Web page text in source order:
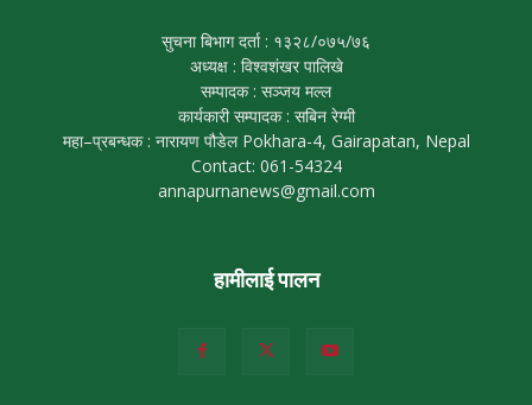
सुचना बिभाग दर्ता : १३२८/०७५/७६
अध्यक्ष : विश्वशंखर पालिखे
सम्पादक : सञ्जय मल्ल
कार्यकारी सम्पादक : सबिन रेग्मी
महा–प्रबन्धक : नारायण पौडेल Pokhara-4, Gairapatan, Nepal
Contact: 061-54324
annapurnanews@gmail.com
हामीलाई पालन